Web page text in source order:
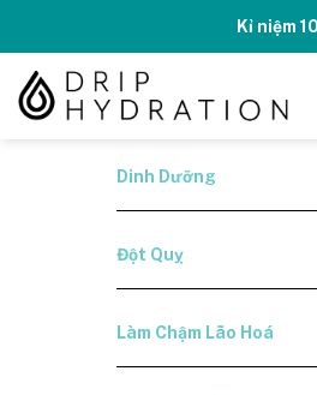
content
Kỉ niệm
Dinh Dưỡng
Đột Quỵ
Làm Chậm Lão Hoá